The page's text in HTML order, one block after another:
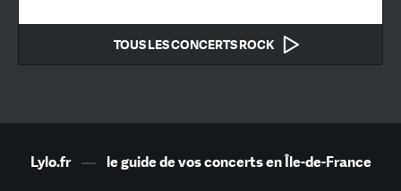
TOUS LES CONCERTS ROCK
Lylo.fr— le guide de vos concerts en Île-de-France